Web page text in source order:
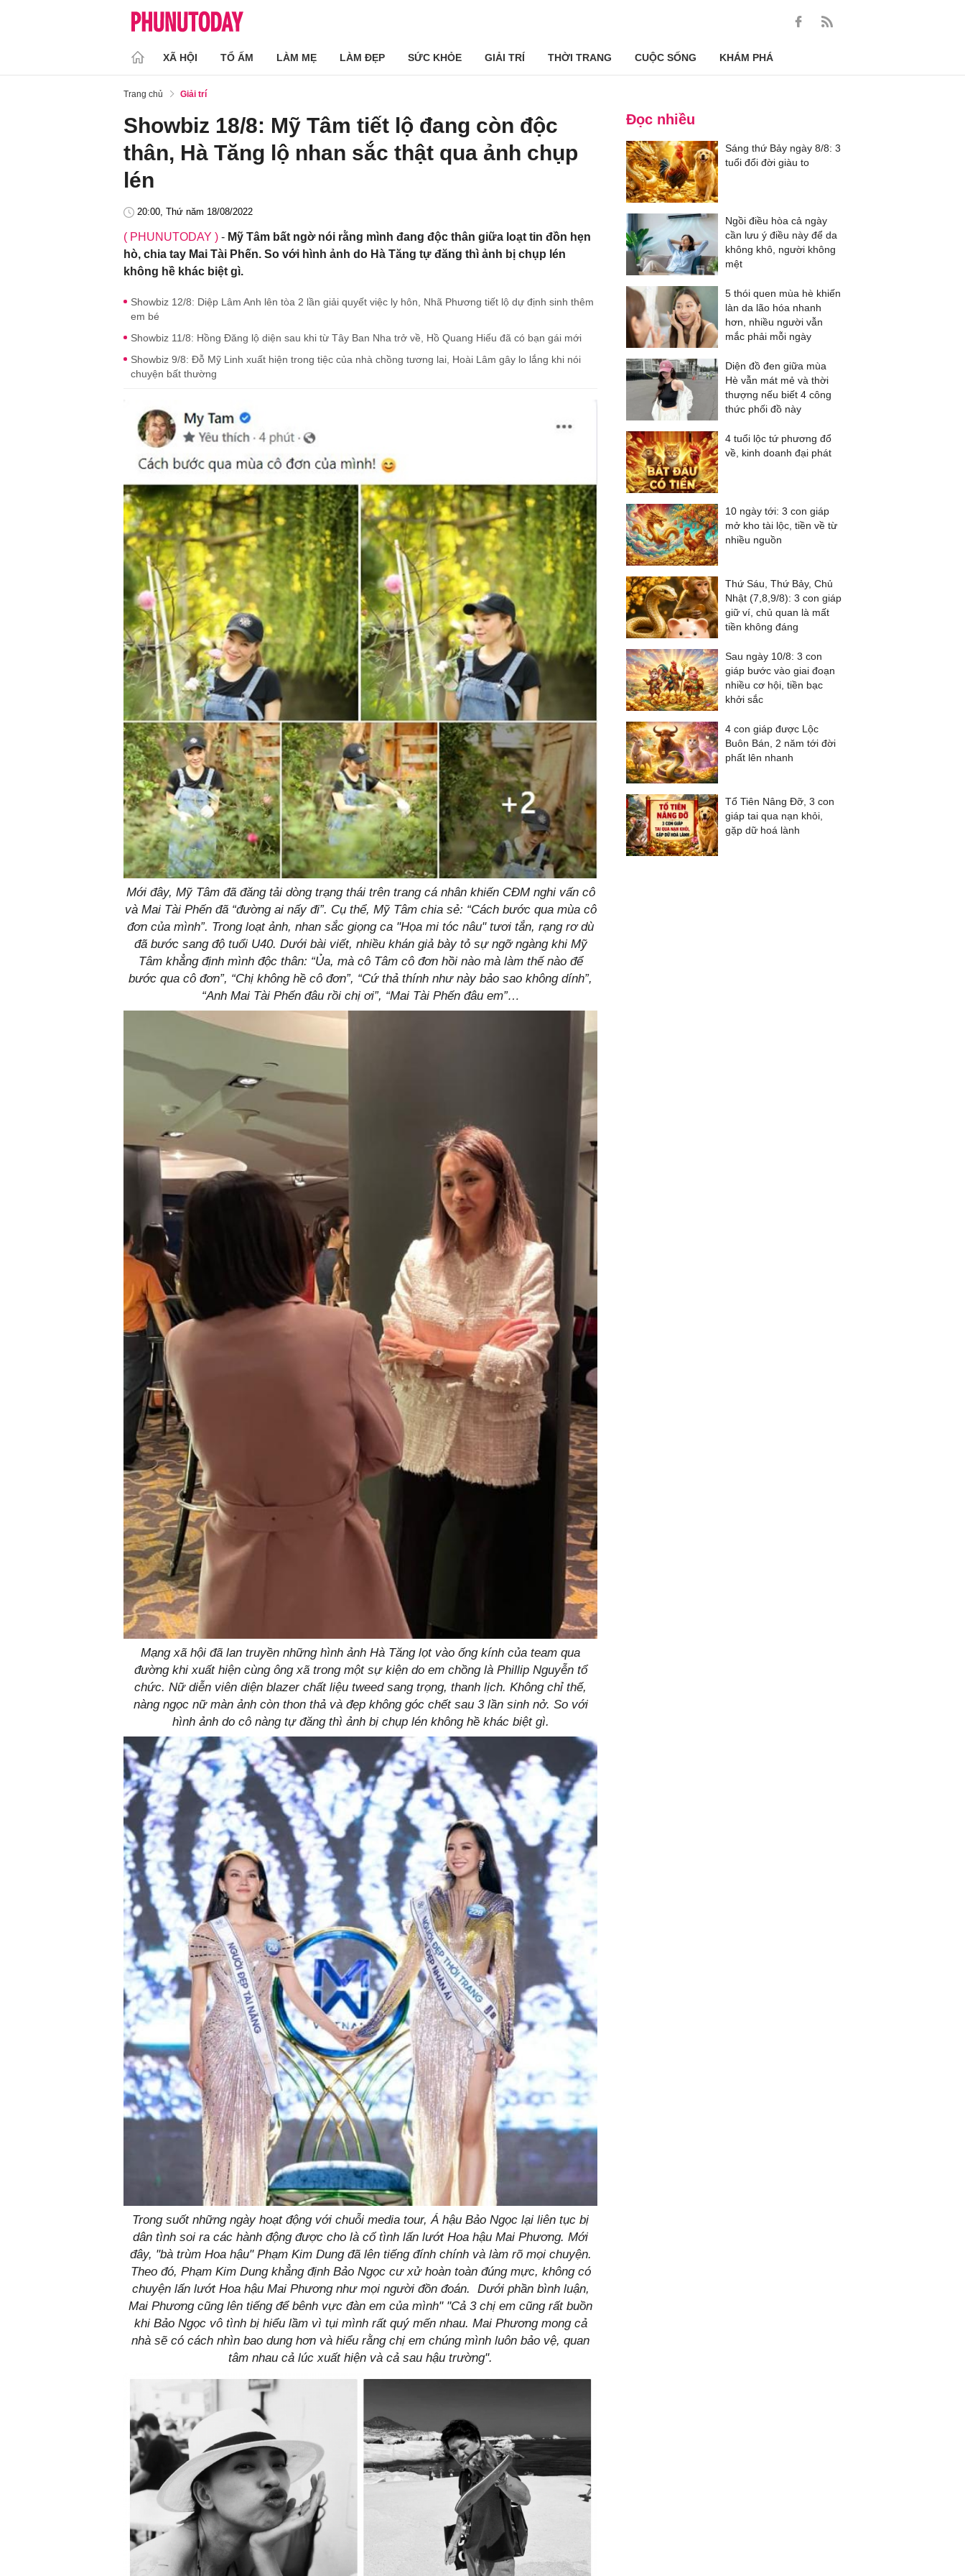
XÃ HỘI TỔ ẤM LÀM MẸ LÀM ĐẸP SỨC KHỎE GIẢI TRÍ THỜI TRANG CUỘC SỐNG KHÁM PHÁ
Trang chủ Giải trí
Showbiz 18/8: Mỹ Tâm tiết lộ đang còn độc
thân, Hà Tăng lộ nhan sắc thật qua ảnh chụp
lén
20:00, Thứ năm 18/08/2022
( PHUNUTODAY ) - Mỹ Tâm bất ngờ nói rằng mình đang độc thân giữa loạt tin đồn hẹn
hò, chia tay Mai Tài Phến. So với hình ảnh do Hà Tăng tự đăng thì ảnh bị chụp lén
không hề khác biệt gì.
Showbiz 12/8: Diệp Lâm Anh lên tòa 2 lần giải quyết việc ly hôn, Nhã Phương tiết lộ dự định sinh thêm
em bé
Showbiz 11/8: Hồng Đăng lộ diện sau khi từ Tây Ban Nha trở về, Hồ Quang Hiếu đã có bạn gái mới
Showbiz 9/8: Đỗ Mỹ Linh xuất hiện trong tiệc của nhà chồng tương lai, Hoài Lâm gây lo lắng khi nói
chuyện bất thường
Mới đây, Mỹ Tâm đã đăng tải dòng trạng thái trên trang cá nhân khiến CĐM nghi vấn cô
và Mai Tài Phến đã “đường ai nấy đi”. Cụ thể, Mỹ Tâm chia sẻ: “Cách bước qua mùa cô
đơn của mình”. Trong loạt ảnh, nhan sắc giọng ca "Họa mi tóc nâu" tươi tắn, rạng rơ dù
đã bước sang độ tuổi U40. Dưới bài viết, nhiều khán giả bày tỏ sự ngỡ ngàng khi Mỹ
Tâm khẳng định mình độc thân: “Ủa, mà cô Tâm cô đơn hồi nào mà làm thế nào để
bước qua cô đơn”, “Chị không hề cô đơn”, “Cứ thả thính như này bảo sao không dính”,
“Anh Mai Tài Phến đâu rồi chị ơi”, “Mai Tài Phến đâu em”…
Mạng xã hội đã lan truyền những hình ảnh Hà Tăng lọt vào ống kính của team qua
đường khi xuất hiện cùng ông xã trong một sự kiện do em chồng là Phillip Nguyễn tổ
chức. Nữ diễn viên diện blazer chất liệu tweed sang trọng, thanh lịch. Không chỉ thế,
nàng ngọc nữ màn ảnh còn thon thả và đẹp không góc chết sau 3 lần sinh nở. So với
hình ảnh do cô nàng tự đăng thì ảnh bị chụp lén không hề khác biệt gì.
Trong suốt những ngày hoạt động với chuỗi media tour, Á hậu Bảo Ngọc lại liên tục bị
dân tình soi ra các hành động được cho là cố tình lấn lướt Hoa hậu Mai Phương. Mới
đây, "bà trùm Hoa hậu" Phạm Kim Dung đã lên tiếng đính chính và làm rõ mọi chuyện.
Theo đó, Phạm Kim Dung khẳng định Bảo Ngọc cư xử hoàn toàn đúng mực, không có
chuyện lấn lướt Hoa hậu Mai Phương như mọi người đồn đoán. Dưới phần bình luận,
Mai Phương cũng lên tiếng để bênh vực đàn em của mình" "Cả 3 chị em cũng rất buồn
khi Bảo Ngọc vô tình bị hiểu lầm vì tụi mình rất quý mến nhau. Mai Phương mong cả
nhà sẽ có cách nhìn bao dung hơn và hiểu rằng chị em chúng mình luôn bảo vệ, quan
tâm nhau cả lúc xuất hiện và cả sau hậu trường".
Đọc nhiều
Sáng thứ Bảy ngày 8/8: 3
tuổi đổi đời giàu to
Ngồi điều hòa cả ngày
cần lưu ý điều này để da
không khô, người không
mệt
5 thói quen mùa hè khiến
làn da lão hóa nhanh
hơn, nhiều người vẫn
mắc phải mỗi ngày
Diện đồ đen giữa mùa
Hè vẫn mát mẻ và thời
thượng nếu biết 4 công
thức phối đồ này
4 tuổi lộc tứ phương đổ
về, kinh doanh đại phát
10 ngày tới: 3 con giáp
mở kho tài lộc, tiền về từ
nhiều nguồn
Thứ Sáu, Thứ Bảy, Chủ
Nhật (7,8,9/8): 3 con giáp
giữ ví, chủ quan là mất
tiền không đáng
Sau ngày 10/8: 3 con
giáp bước vào giai đoạn
nhiều cơ hội, tiền bạc
khởi sắc
4 con giáp được Lộc
Buôn Bán, 2 năm tới đời
phất lên nhanh
Tổ Tiên Nâng Đỡ, 3 con
giáp tai qua nạn khỏi,
gặp dữ hoá lành